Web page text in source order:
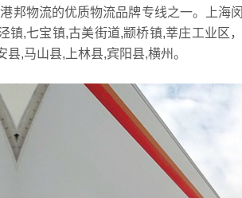
邦物流的优质物流品牌专线之一。上海
,七宝镇,古美街道,颛桥镇,莘庄工业区
,马山县,上林县,宾阳县,横州。